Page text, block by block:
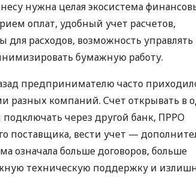
нужна целая экосистема
оплат, удобный учет расчетов,
для расходов, возможность управлять
бумажную работу.
предпринимателю часто
разных компаний. Счет открывать в
подключать через другой банк, ПРРО
поставщика, вести учет —
означала больше договоров, больше
техническую поддержку и